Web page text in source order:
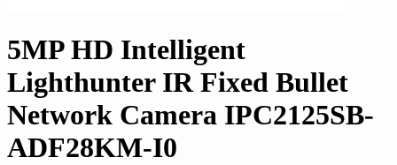
5MP HD Intelligent
Lighthunter IR Fixed Bullet
Network Camera IPC2125SB-
ADF28KM-I0